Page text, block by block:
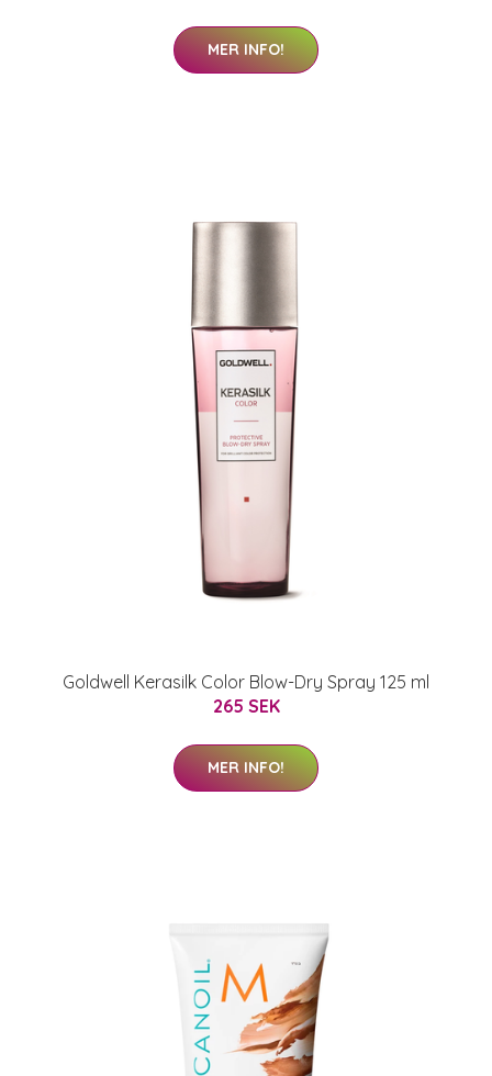
MER INFO!
Goldwell Kerasilk Color Blow-Dry Spray 125 ml
265 SEK
MER INFO!